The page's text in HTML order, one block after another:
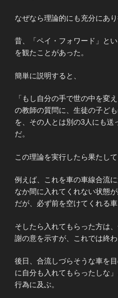
なぜなら理論的にも充分にあり
昔、「ペイ・フォワード」と
を観たことがあった。
簡単に説明すると、
「もし自分の手で世の中を変
の教師の質問に、生徒の子ど
を、その人とは別の3人にも送
だ。
この理論を実行したら果たし
例えば、これを車の車線合流
なか間に入れてくれない状態
だが、必ず前を空けてくれる車
そしたら入れてもらった方は
謝の意を示すが、これでは終わ
後日、合流しづらそうな車を
に自分も入れてもらったしな
行為に及ぶ。